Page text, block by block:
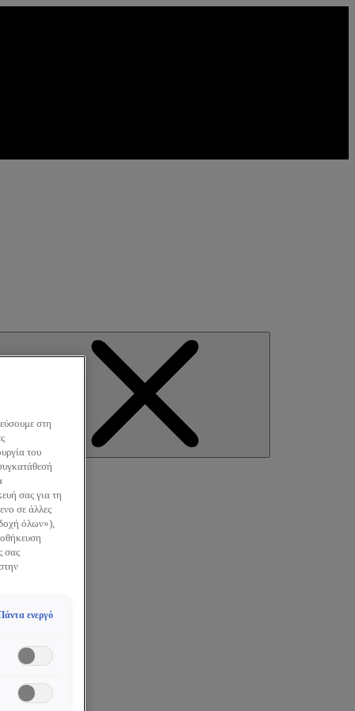
στη
του
σας για τη
σε άλλες
όλων»),
σας
ενεργό